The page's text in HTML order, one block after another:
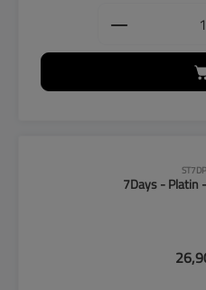
Produkt
7Days - Platin